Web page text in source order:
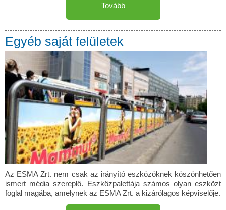
Tovább
Egyéb saját felületek
Az ESMA Zrt. nem csak az irányító eszközöknek köszönhetően
ismert média szereplő. Eszközpalettája számos olyan eszközt
foglal magába, amelynek az ESMA Zrt. a kizárólagos képviselője.